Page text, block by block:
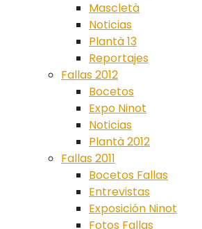
Mascletà
Noticias
Plantà 13
Reportajes
Fallas 2012
Bocetos
Expo Ninot
Noticias
Plantà 2012
Fallas 2011
Bocetos Fallas
Entrevistas
Exposición Ninot
Fotos Fallas